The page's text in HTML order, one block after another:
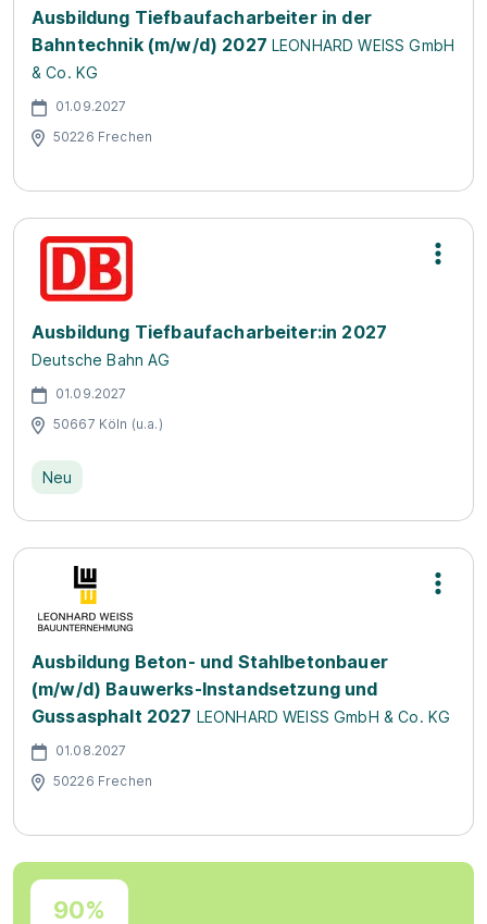
Ausbildung Tiefbaufacharbeiter in der
Bahntechnik (m/w/d) 2027 LEONHARD WEISS GmbH
& Co. KG
01.09.2027
50226 Frechen
Ausbildung Tiefbaufacharbeiter:in 2027
Deutsche Bahn AG
01.09.2027
50667 Köln (u.a.)
Neu
Ausbildung Beton- und Stahlbetonbauer
(m/w/d) Bauwerks-Instandsetzung und
Gussasphalt 2027 LEONHARD WEISS GmbH & Co. KG
01.08.2027
50226 Frechen
90%